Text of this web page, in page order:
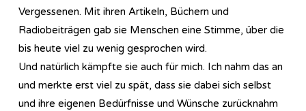
Vergessenen. Mit ihren Artikeln, Büchern und
Radiobeiträgen gab sie Menschen eine Stimme, über die
bis heute viel zu wenig gesprochen wird.
Und natürlich kämpfte sie auch für mich. Ich nahm das an
und merkte erst viel zu spät, dass sie dabei sich selbst
und ihre eigenen Bedürfnisse und Wünsche zurücknahm